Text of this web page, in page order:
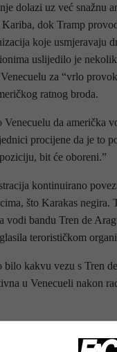
dolazi uz već snažnu
dok Tramp
koje usmjeravaju
uslijedilo je
za “vrlo
ratnog broda.
Venecuelu da američka
procijene da je to
bit će oboreni.”
kontinuirano
što Karakas negira.
vodi bandu Tren de
terorističkom
bilo kakvu vezu s Tren
u Venecueli nakon
smrt stotina
u ratu,